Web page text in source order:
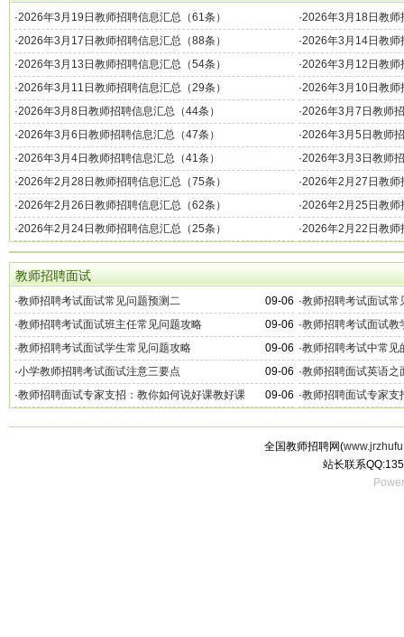
·2026年3月19日教师招聘信息汇总（61条） ·2026年3月18日教师
·2026年3月17日教师招聘信息汇总（88条） ·2026年3月14日教师
·2026年3月13日教师招聘信息汇总（54条） ·2026年3月12日教师
·2026年3月11日教师招聘信息汇总（29条） ·2026年3月10日教师
·2026年3月8日教师招聘信息汇总（44条） ·2026年3月7日教师
·2026年3月6日教师招聘信息汇总（47条） ·2026年3月5日教师
·2026年3月4日教师招聘信息汇总（41条） ·2026年3月3日教师
·2026年2月28日教师招聘信息汇总（75条） ·2026年2月27日教师
·2026年2月26日教师招聘信息汇总（62条） ·2026年2月25日教师
·2026年2月24日教师招聘信息汇总（25条） ·2026年2月22日教师
教师招聘面试
09-06
·教师招聘考试面试常见问题预测二 ·教师招聘考试面试常
09-06
·教师招聘考试面试班主任常见问题攻略 ·教师招聘考试面试教
09-06
·教师招聘考试面试学生常见问题攻略 ·教师招聘考试中常见
09-06
·小学教师招聘考试面试注意三要点 ·教师招聘面试英语之
09-06
·教师招聘面试专家支招：教你如何说好课教好课 ·教师招聘面试专家支
全国教师招聘网(
站长联系